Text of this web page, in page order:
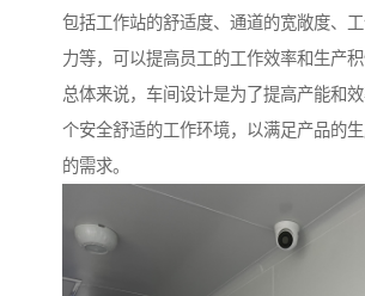
包括工作站的舒适度、通道的宽敞度、工
力等，可以提高员工的工作效率和生产积
总体来说，车间设计是为了提高产能和
个安全舒适的工作环境，以满足产品的
的需求。